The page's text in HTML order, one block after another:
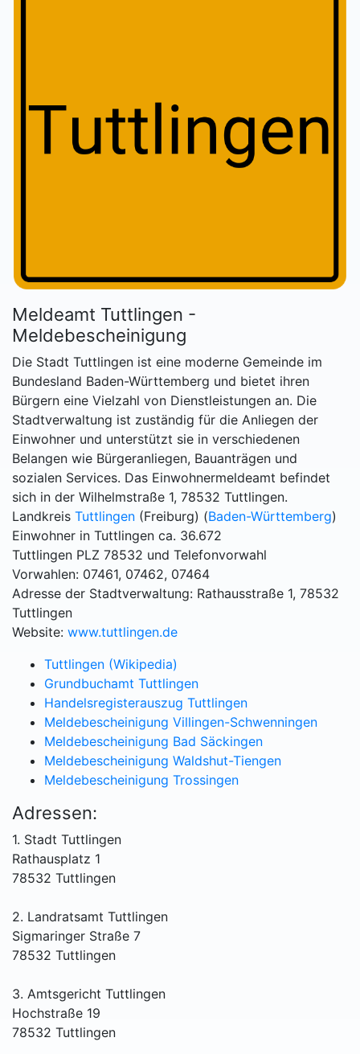
Meldeamt Tuttlingen -
Meldebescheinigung
Die Stadt Tuttlingen ist eine moderne Gemeinde im
Bundesland Baden-Württemberg und bietet ihren
Bürgern eine Vielzahl von Dienstleistungen an. Die
Stadtverwaltung ist zuständig für die Anliegen der
Einwohner und unterstützt sie in verschiedenen
Belangen wie Bürgeranliegen, Bauanträgen und
sozialen Services. Das Einwohnermeldeamt befindet
sich in der Wilhelmstraße 1, 78532 Tuttlingen.
Landkreis Tuttlingen (Freiburg) (Baden-Württemberg)
Einwohner in Tuttlingen ca. 36.672
Tuttlingen PLZ 78532 und Telefonvorwahl
Vorwahlen: 07461, 07462, 07464
Adresse der Stadtverwaltung: Rathausstraße 1, 78532
Tuttlingen
Website: www.tuttlingen.de
Tuttlingen (Wikipedia)
Grundbuchamt Tuttlingen
Handelsregisterauszug Tuttlingen
Meldebescheinigung Villingen-Schwenningen
Meldebescheinigung Bad Säckingen
Meldebescheinigung Waldshut-Tiengen
Meldebescheinigung Trossingen
Adressen:
1. Stadt Tuttlingen
Rathausplatz 1
78532 Tuttlingen
2. Landratsamt Tuttlingen
Sigmaringer Straße 7
78532 Tuttlingen
3. Amtsgericht Tuttlingen
Hochstraße 19
78532 Tuttlingen